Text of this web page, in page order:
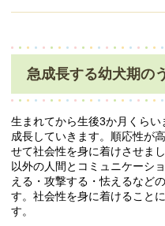
急成長する幼犬期の
生まれてから生後3か月くら
成長していきます。順応性が
せて社会性を身に着けさせま
以外の人間とコミュニケーシ
える・攻撃する・怯えるなど
す。社会性を身に着けること
す。